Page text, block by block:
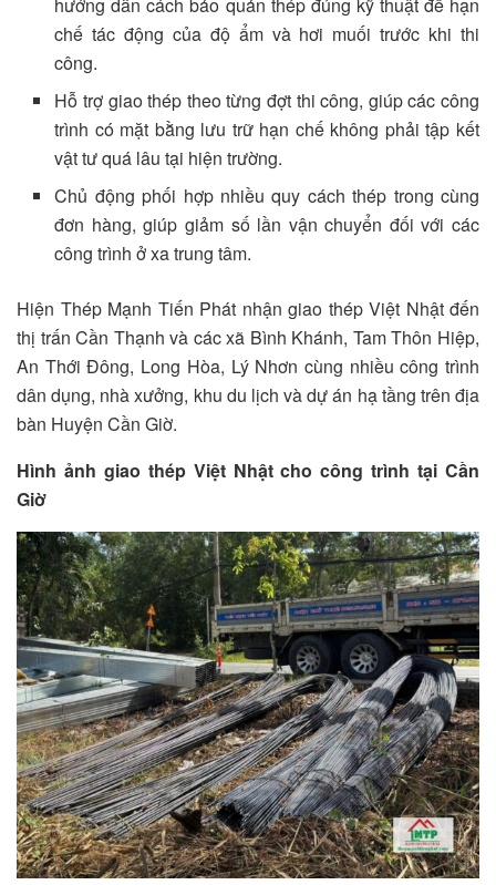
chế tác động của độ ẩm và hơi muối trước khi thi
công.
Hỗ trợ giao thép theo từng đợt thi công, giúp các công
trình có mặt bằng lưu trữ hạn chế không phải tập kết
vật tư quá lâu tại hiện trường.
Chủ động phối hợp nhiều quy cách thép trong cùng
đơn hàng, giúp giảm số lần vận chuyển đối với các
công trình ở xa trung tâm.
Hiện Thép Mạnh Tiến Phát nhận giao thép Việt Nhật đến
thị trấn Cần Thạnh và các xã Bình Khánh, Tam Thôn Hiệp,
An Thới Đông, Long Hòa, Lý Nhơn cùng nhiều công trình
dân dụng, nhà xưởng, khu du lịch và dự án hạ tầng trên địa
bàn Huyện Cần Giờ.
Hình ảnh giao thép Việt Nhật cho công trình tại Cần
Giờ